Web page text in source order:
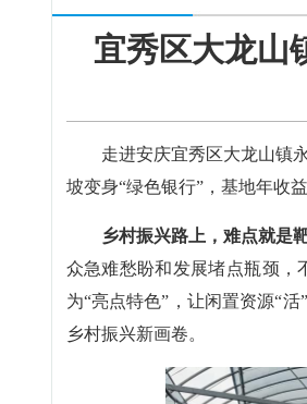
宜秀区大龙山
走进安庆宜秀区大龙山镇
坡变身“绿色银行”，基地年收
乡村振兴路上，难点就是
众急难愁盼和发展堵点瓶颈，
为“亮点特色”，让闲置资源“
乡村振兴新画卷。